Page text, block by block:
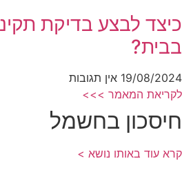
כיצד לבצע בדיקת
בבית?
19/08/2024 אין תגובות
לקריאת המאמר >>>
חיסכון בחשמל
קרא עוד באותו נושא >